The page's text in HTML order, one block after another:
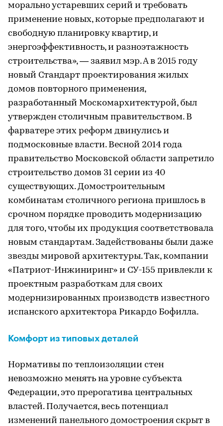
морально устаревших серий и требовать
применение новых, которые предполагают и
свободную планировку квартир, и
энергоэффективность, и разноэтажность
строительства», — заявил мэр. А в 2015 году
новый Стандарт проектирования жилых
домов повторного применения,
разработанный Москомархитектурой, был
утвержден столичным правительством. В
фарватере этих реформ двинулись и
подмосковные власти. Весной 2014 года
правительство Московской области запретило
строительство домов 31 серии из 40
существующих. Домостроительным
комбинатам столичного региона пришлось в
срочном порядке проводить модернизацию
для того, чтобы их продукция соответствовала
новым стандартам. Задействованы были даже
звезды мировой архитектуры. Так, компании
«Патриот-Инжиниринг» и СУ-155 привлекли к
проектным разработкам для своих
модернизированных производств известного
испанского архитектора Рикардо Бофилла.
Комфорт из типовых деталей
Нормативы по теплоизоляции стен
невозможно менять на уровне субъекта
Федерации, это прерогатива центральных
властей. Получается, весь потенциал
изменений панельного домостроения скрыт в